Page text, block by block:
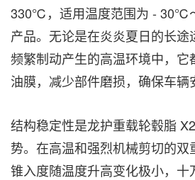
330℃，适用温度范围为 - 30℃
产品。无论是在炎炎夏日的长
频繁制动产生的高温环境中，
油膜，减少部件磨损，确保车辆
结构稳定性是龙护重载轮毂脂
势。在高温和强烈机械剪切的
锥入度随温度升高变化极小，十